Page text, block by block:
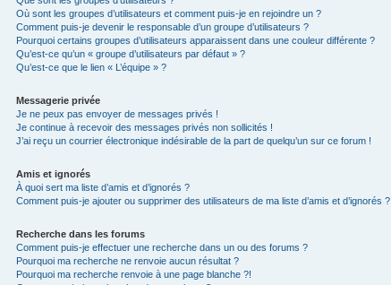
Où sont les groupes d’utilisateurs et comment puis-je en rejoindre un ?
Comment puis-je devenir le responsable d’un groupe d’utilisateurs ?
Pourquoi certains groupes d’utilisateurs apparaissent dans une couleur différente ?
Qu’est-ce qu’un « groupe d’utilisateurs par défaut » ?
Qu’est-ce que le lien « L’équipe » ?
Messagerie privée
Je ne peux pas envoyer de messages privés !
Je continue à recevoir des messages privés non sollicités !
J’ai reçu un courrier électronique indésirable de la part de quelqu’un sur ce forum !
Amis et ignorés
À quoi sert ma liste d’amis et d’ignorés ?
Comment puis-je ajouter ou supprimer des utilisateurs de ma liste d’amis et d’ignorés ?
Recherche dans les forums
Comment puis-je effectuer une recherche dans un ou des forums ?
Pourquoi ma recherche ne renvoie aucun résultat ?
Pourquoi ma recherche renvoie à une page blanche ?!